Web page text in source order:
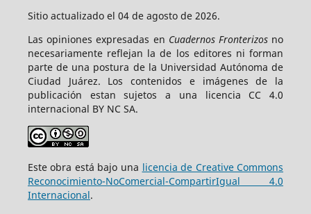
Sitio actualizado el 04 de agosto de 2026.
Las opiniones expresadas en Cuadernos Fronterizosno
necesariamente reflejan la de los editores ni forman
parte de una postura de la Universidad Autónoma de
Ciudad Juárez. Los contenidos e imágenes de la
publicación estan sujetos a una licencia CC 4.0
internacional BY NC SA.
Este obra está bajo una licencia de Creative Commons
Reconocimiento-NoComercial-CompartirIgual 4.0
Internacional.